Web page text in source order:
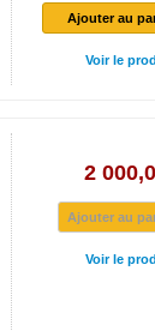
Ajouter au
Voir le
2
Ajouter au
Voir le